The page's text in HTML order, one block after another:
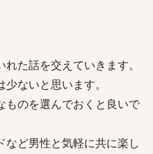
た話を交えていきます。
ないと思います。
ものを選んでおくと良いで
など男性と気軽に共に楽し